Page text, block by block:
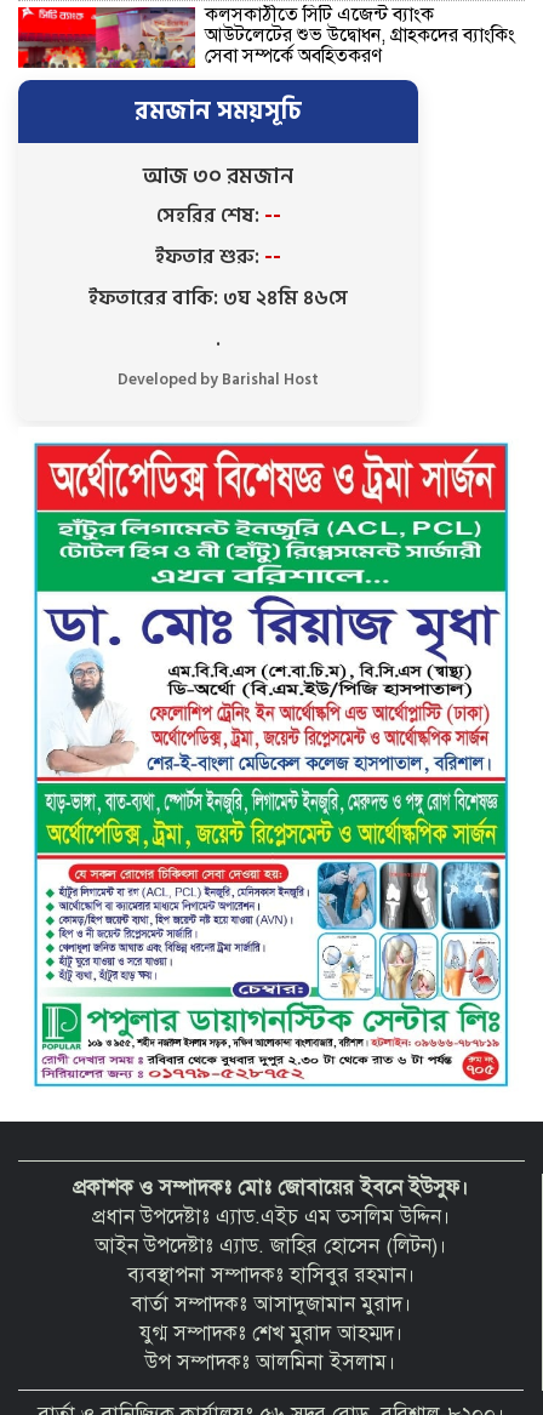
কলসকাঠীতে সিটি এজেন্ট ব্যাংক
আউটলেটের শুভ উদ্বোধন, গ্রাহকদের ব্যাংকিং
সেবা সম্পর্কে অবহিতকরণ
রাজাপুরে লঞ্চঘাটে গাঁজা-ইয়াবা সেবনের
আসর ভেঙে দিল ভ্রাম্যমাণ আদালত, ৩
মাদকসেবির কারাদণ্ড
ট্রাইব্যুনালে প্রশ্নবিদ্ধ চার্জশিট দেয়ায়
পিবিআই’র তদন্তকারী কর্মকর্তাকে শোকজ সহ
সিআইডিকে তদন্তের নির্দেশ
নতুন নেতৃত্বে এগিয়ে যাওয়ার প্রত্যয়ে
বাকেরগঞ্জের বাখরকাঠি বি আই টি বালিকা
মাধ্যমিক বিদ্যালয়, এডহক কমিটির অভিষেকে
বরিশালে গভীর রাতে বিশ্ববিদ্যালয়
শিক্ষার্থীদের তৎপরতায় অবৈধ বাল্কহেড এবং
লোড ড্রেজার জব্দ, ৪ জনের এক মাসের
কারাদণ্ড
ভয়াবহ বিস্ফোরণে কেঁপে উঠল বাকেরগঞ্জ:
আগুনে দগ্ধ নারী-শিশুসহ ৩, তুলাতলা নদীতে
ঝাঁপ দিয়ে প্রাণ বাঁচানোর চেষ্টা
গৌরনদী প্রেসক্লাবের সাধারণ সম্পাদকের
ওপর হামলা, জেলা সাংবাদিক ইউনিয়নের
নিন্দা
বরিশাল ক্লাবের সভাপতি নির্বাচিত হওয়ায়
এ্যাডঃ মুজিবুর রহমান সরোয়ার কে ফুলেল
শুভেচ্ছা”
রমজান সময়সূচি
আজ ৩০ রমজান
সেহরির শেষ: --
ইফতার শুরু: --
ইফতারের বাকি: ৩ঘ ২৪মি ৪৫সে
.
Developed by Barishal Host
প্রকাশক ও সম্পাদকঃ মোঃ জোবায়ের ইবনে ইউসুফ।
প্রধান উপদেষ্টাঃ এ্যাড.এইচ এম তসলিম উদ্দিন।
আইন উপদেষ্টাঃ এ্যাড. জাহির হোসেন (লিটন)।
ব্যবস্থাপনা সম্পাদকঃ হাসিবুর রহমান।
বার্তা সম্পাদকঃ আসাদুজামান মুরাদ।
যুগ্ম সম্পাদকঃ শেখ মুরাদ আহম্মদ।
উপ সম্পাদকঃ আলমিনা ইসলাম।